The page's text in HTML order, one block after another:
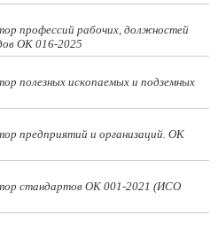
профессий рабочих, должностей
ОК 016-2025
полезных ископаемых и подземных
предприятий и организаций. ОК
стандартов ОК 001-2021 (ИСО